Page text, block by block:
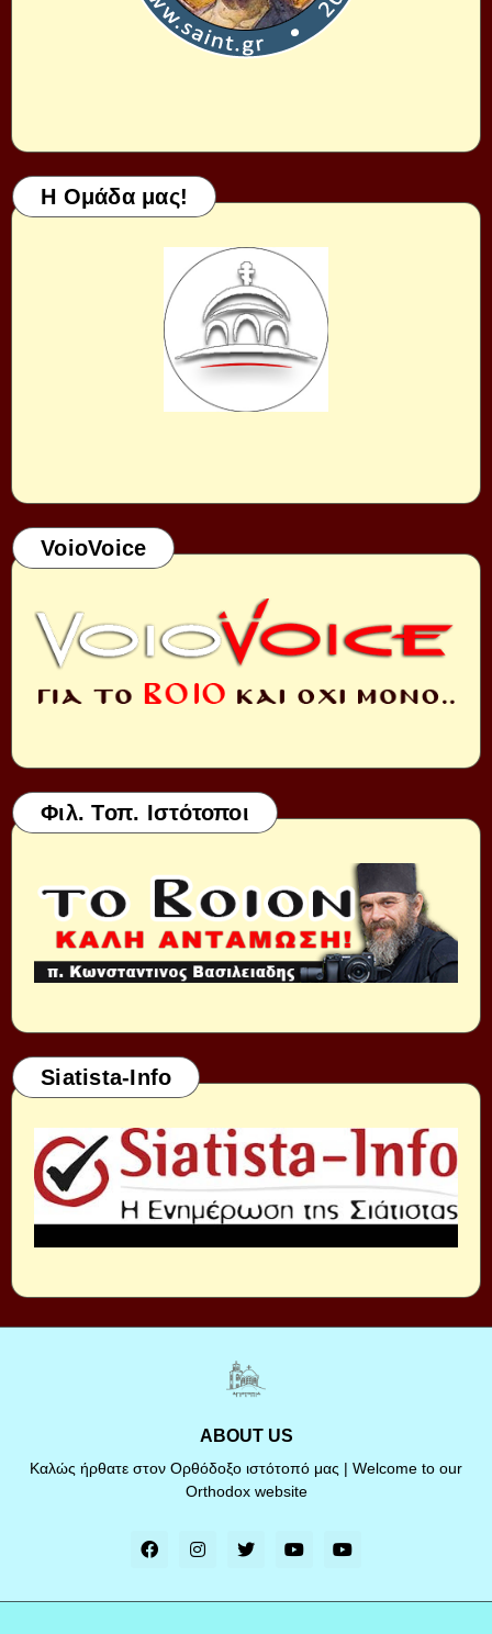
Η Ομάδα μας!
VoioVoice
Φιλ. Τοπ. Ιστότοποι
Siatista-Info
ABOUT US
Καλώς ήρθατε στον Ορθόδοξο ιστότοπό μας | Welcome to our
Orthodox website